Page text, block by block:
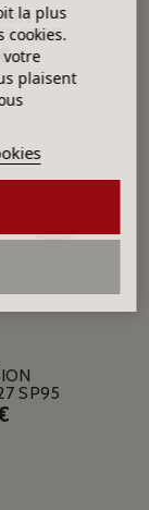
SP95
SP95
la plus
cookies.
plaisent